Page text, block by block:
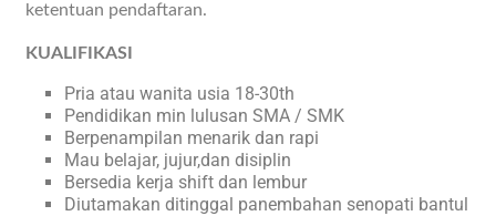
ketentuan pendaftaran.
KUALIFIKASI
Pria atau wanita usia 18-30th
Pendidikan min lulusan SMA / SMK
Berpenampilan menarik dan rapi
Mau belajar, jujur,dan disiplin
Bersedia kerja shift dan lembur
Diutamakan ditinggal panembahan senopati bantul